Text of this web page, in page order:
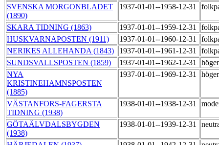
SVENSKA MORGONBLADET
(1890)
1937-01-01--1958-12-31
SKARA TIDNING (1863) 1937-01-01--1959-12-31
HUSKVARNAPOSTEN (1911)
1937-01-01--1960-12-31
NERIKES ALLEHANDA (1843)
1937-01-01--1961-12-31
SUNDSVALLSPOSTEN (1859)
1937-01-01--1962-12-31
NYA
KRISTINEHAMNSPOSTEN
(1885)
1937-01-01--1969-12-31
VÄSTANFORS-FAGERSTA
TIDNING (1938)
1938-01-01--1938-12-31
GÖTAÄLVDALSBYGDEN
(1938)
1938-01-01--1939-12-31